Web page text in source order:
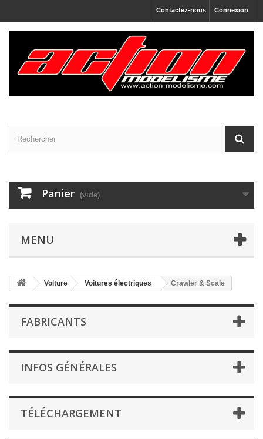
Connexion
Contactez-nous
Panier (vide)
MENU
Voiture Voitures électriques Crawler & Scale
FABRICANTS
INFOS GÉNÉRALES
TÉLÉCHARGEMENT